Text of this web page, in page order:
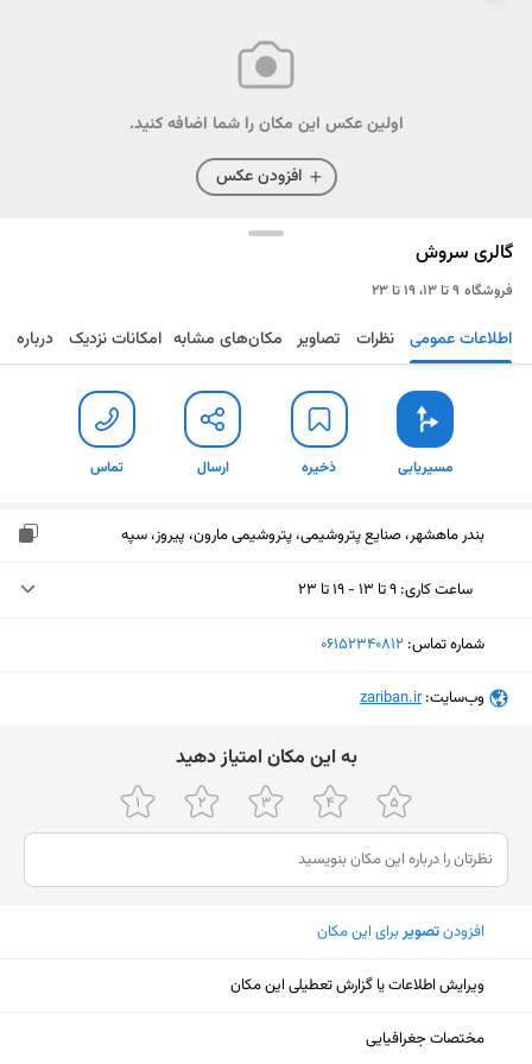
اولین عکس این مکان را شما اضافه کنید.
افزودن عکس
گالری سروش
فروشگاه ۹ تا ۱۳، ۱۹ تا ۲۳
مسیریابی ذخیره ارسال تماس اطلاعات عمومی نظرات تصاویر مکان‌های مشابه امکانات نزدیک درباره
مسیریابی ذخیره ارسال تماس
بندر ماهشهر، صنایع پتروشیمی، پتروشیمی مارون، پیروز، سپه
ساعت کاری: ۹ تا ۱۳ - ۱۹ تا ۲۳
یکشنبه (امروز)
دوشنبه
۹ تا ۱۳ - ۱۹ تا ۲۳
پنجشنبه
۹ تا ۱۳ - ۱۹ تا ۲۳
جمعه
ثبت نشده
شنبه
شماره تماس: ‎06152340812
وب‌سایت:‎zariban.ir
ﺑﻪ اﯾﻦ ﻣﮑﺎن اﻣﺘﯿﺎز دﻫﯿﺪ
افزودنتصویربرای این مکان
ویرایش اطلاعات یا گزارش تعطیلی این مکان
مختصات جغرافیایی